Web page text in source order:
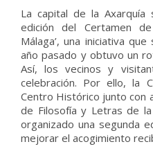
La capital de la Axarquía
edición del Certamen
Málaga’, una iniciativa
año pasado y obtuvo un
Así, los vecinos y
celebración. Por ello, la
Centro Histórico junto con
de Filosofía y Letras de
organizado una segunda
mejorar el acogimiento